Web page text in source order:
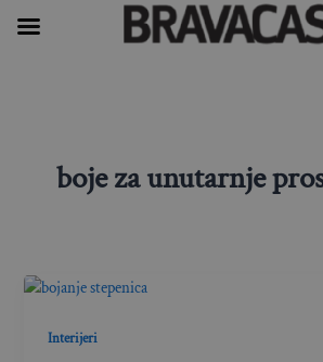
boje za unutarnje
Interijeri